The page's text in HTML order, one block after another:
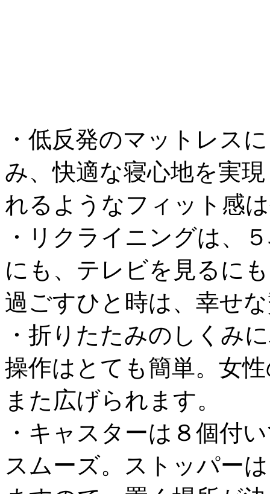
・低反発のマットレス
み、快適な寝心地を実
れるようなフィット感
・リクライニングは、
にも、テレビを見るに
過ごすひと時は、幸せ
・折りたたみのしくみ
操作はとても簡単。女
また広げられます。
・キャスターは８個付
スムーズ。ストッパー